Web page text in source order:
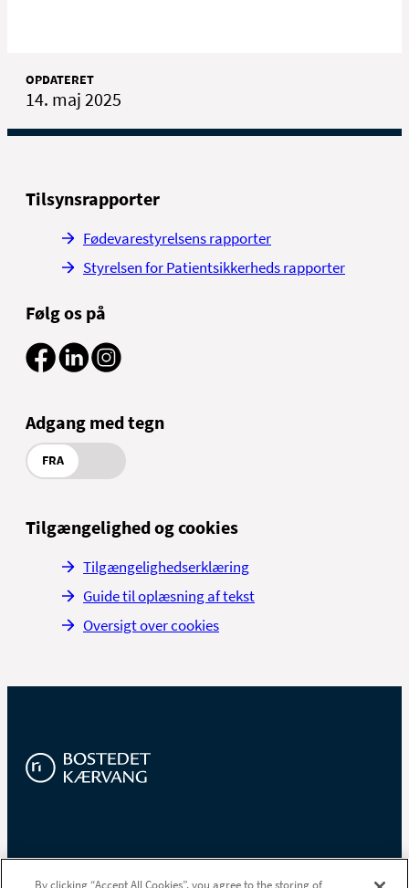
OPDATERET
14. maj 2025
Tilsynsrapporter
Fødevarestyrelsens rapporter
Styrelsen for Patientsikkerheds rapporter
Følg os på
Adgang med tegn
FRA
Tilgængelighed og cookies
Tilgængelighedserklæring
Guide til oplæsning af tekst
Oversigt over cookies
By clicking “Accept All Cookies”, you agree to the storing of